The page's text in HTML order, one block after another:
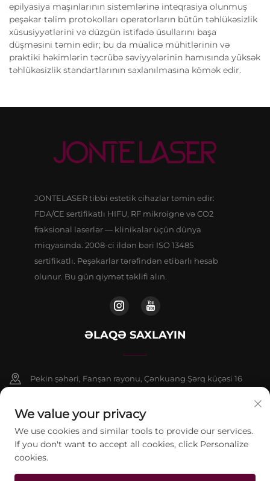
epilyasiya maşınlarının sistemlərinə inteqrasiya olunmuş
peşəkar təlim protokolları operatorların bütün təhlükəsizlik
xüsusiyyətlərini və düzgün istifadə üsullarını başa
düşməsini təmin edir; bu da müalicə mühitlərinin və
praktiki həkimlərin təcrübə səviyyələrinin hamısında yüksək
təhlükəsizlik standartlarının saxlanılmasına kömək edir.
JONTELASER tibbi estetik cihazlar təmin edir:
FDA/CE sertifikatlı HIFU, RF mikroigne və CO2
fraksional laserlər — klinikalar üçün dünya
miqyasında. 2008-ci ildən bəri ISO 13485
sertifikatlı. Peşəkarlar tərəfindən etibarlı hesab
olunur. Bu gün qiymət təklifi alın.
ƏLAQƏ SAXLAYIN
Pekin şəhəri, Fanşan rayonu, Çənkuang Şərq küçəsi 16
+86-13911459627
[email protected]
We value your privacy
We use cookies and similar tools to provide our services.
If you don't want to accept all cookies, click Personalize
cookies.